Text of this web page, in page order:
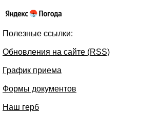
Полезные ссылки:
Обновления на сайте (RSS)
График приема
Формы документов
Наш герб